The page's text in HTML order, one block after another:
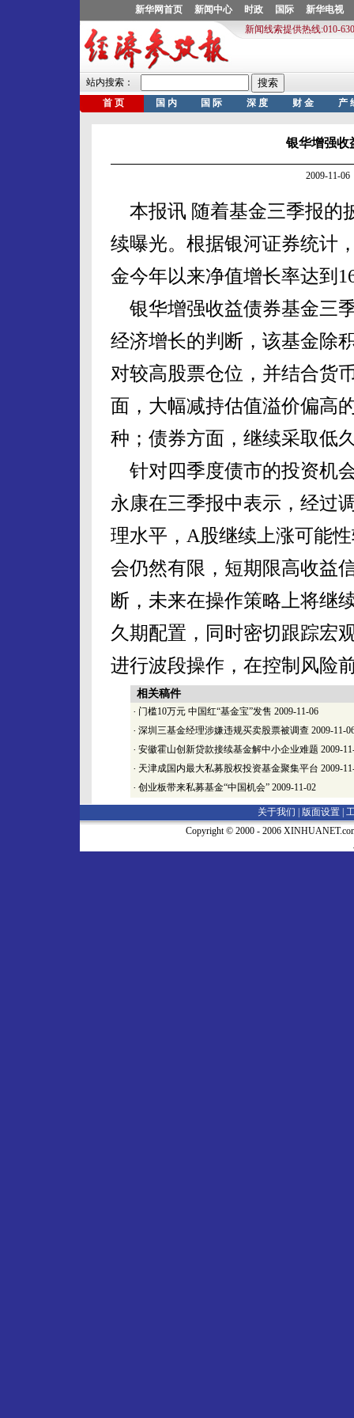
银华增强收
2009-11-
本报讯 随着基金三季报的
续曝光。根据银河证券统计
金今年以来净值增长率达到
银华增强收益债券基金三
经济增长的判断，该基金除
对较高股票仓位，并结合货
面，大幅减持估值溢价偏高
种；债券方面，继续采取低
针对四季度债市的投资机
永康在三季报中表示，经过
理水平，A股继续上涨可能
会仍然有限，短期限高收益
断，未来在操作策略上将继
久期配置，同时密切跟踪宏
进行波段操作，在控制风险
相关稿件
· 门槛10万元 中国红“基金宝”发售 2009-11-06
· 深圳三基金经理涉嫌违规买卖股票被调查 2009-11-
· 安徽霍山创新贷款接续基金解中小企业难题 2009-
· 天津成国内最大私募股权投资基金聚集平台 2009-
· 创业板带来私募基金“中国机会” 2009-11-02
关于我们 | 版面设置
Copyright © 2000 - 2006